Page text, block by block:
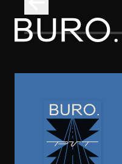
BURO.
NEOBIČNA
KOJE SU
HERCOGOV FILM